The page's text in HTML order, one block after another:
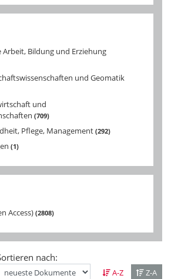
Arbeit, Bildung und Erziehung
und Geomatik
und
709
Pflege, Management 292
1
Access) 2808
nach:
A-Z Z-A